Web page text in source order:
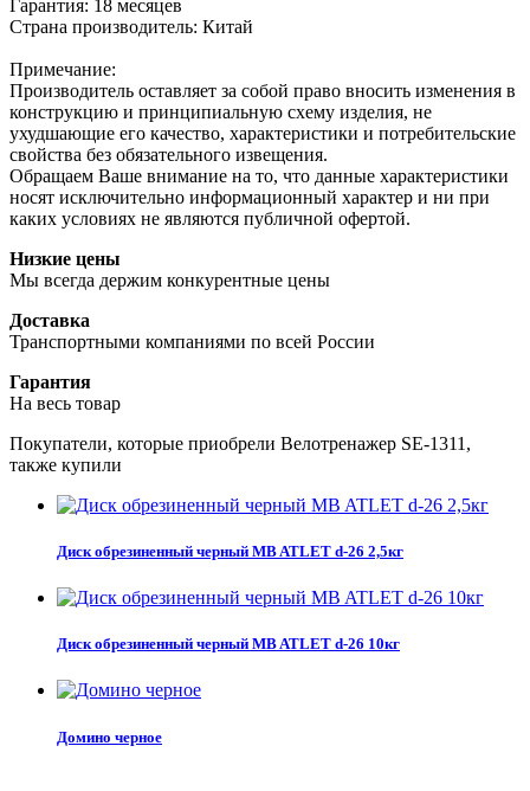
Гарантия: 18 месяцев
Страна производитель: Китай
Примечание:
Производитель оставляет за собой право вносить изменения в
конструкцию и принципиальную схему изделия, не
ухудшающие его качество, характеристики и потребительские
свойства без обязательного извещения.
Обращаем Ваше внимание на то, что данные характеристики
носят исключительно информационный характер и ни при
каких условиях не являются публичной офертой.
Низкие цены
Мы всегда держим конкурентные цены
Доставка
Транспортными компаниями по всей России
Гарантия
На весь товар
Покупатели, которые приобрели Велотренажер SE-1311,
также купили
Диск обрезиненный черный MB ATLET d-26 2,5кг
Диск обрезиненный черный MB ATLET d-26 10кг
Домино черное